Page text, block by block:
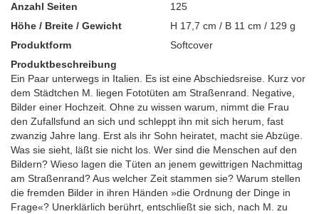
Anzahl Seiten
125
Höhe / Breite / Gewicht
H 17,7 cm / B 11 cm / 129 g
Produktform
Softcover
Produktbeschreibung
Ein Paar unterwegs in Italien. Es ist eine Abschiedsreise. Kurz vor
dem Städtchen M. liegen Fototüten am Straßenrand. Negative,
Bilder einer Hochzeit. Ohne zu wissen warum, nimmt die Frau
den Zufallsfund an sich und schleppt ihn mit sich herum, fast
zwanzig Jahre lang. Erst als ihr Sohn heiratet, macht sie Abzüge.
Was sie sieht, läßt sie nicht los. Wer sind die Menschen auf den
Bildern? Wieso lagen die Tüten an jenem gewittrigen Nachmittag
am Straßenrand? Aus welcher Zeit stammen sie? Warum stellen
die fremden Bilder in ihren Händen »die Ordnung der Dinge in
Frage«? Unerklärlich berührt, entschließt sie sich, nach M. zu